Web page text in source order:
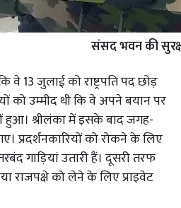
संसद भवन की
वे 13 जुलाई को राष्ट्रपति पद छोड़
को उम्मीद थी कि वे अपने बयान पर
हुआ। श्रीलंका में इसके बाद जगह-
प्रदर्शनकारियों को रोकने के लिए
गाड़ियां उतारी हैं। दूसरी तरफ
राजपक्षे को लेने के लिए प्राइवेट